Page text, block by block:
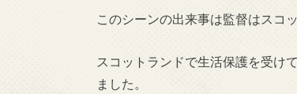
このシーンの出来事は監督はスコ
スコットランドで生活保護を受け
ました。